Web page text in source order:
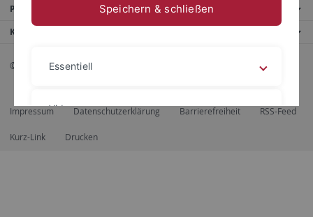
Portale
Kontaktinfo
© 2026 Eberhard Karls Universität Tübingen, Tübingen
Impressum Datenschutzerklärung Barrierefreiheit RSS-Feed
Kurz-Link Drucken
Speichern & schließen
Essentiell
Videos